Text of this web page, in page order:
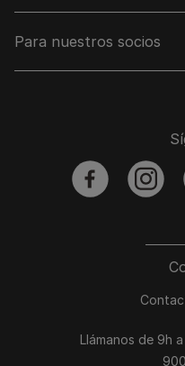
Para nuestros socios
Llámanos de 9h
facebook